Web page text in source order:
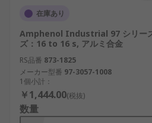
ITT Cannon（アイティー
堅牢で精密な設計により、
器分野で広く採用。
Phoenix Contact（フェニ
ト）：制御盤機器向けのバ
し、信頼性の高い通信品質
ヒロセ電機（Hirose
ーで、小型・軽量・高精度
在庫あり
Amphenol Industrial 97 シリー
ズ：16 to 16 s, アルミ合金
RS品番 873-1825
メーカー型番 97-3057-1008
1個小計：
￥1,444.00(税抜)
数量